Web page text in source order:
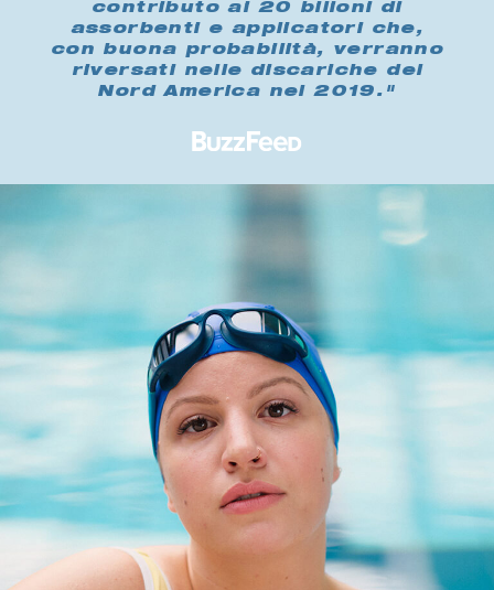
contributo ai 20 bilioni di
assorbenti e applicatori che,
con buona probabilità, verranno
riversati nelle discariche del
Nord America nel 2019."